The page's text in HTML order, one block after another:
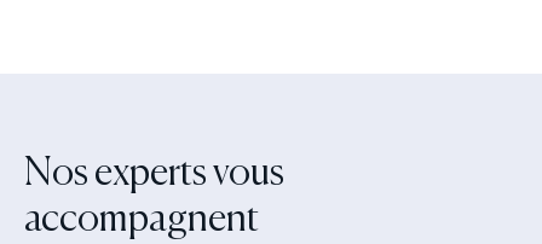
Nos experts vous
accompagnent‍